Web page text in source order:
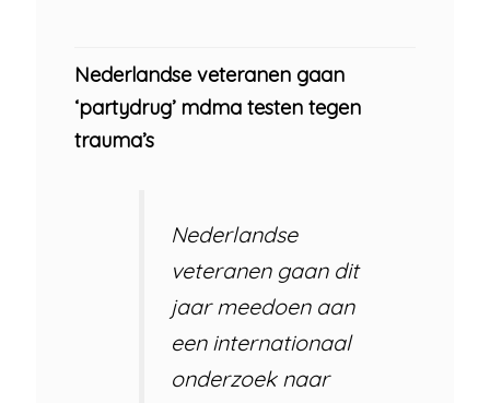
Nederlandse veteranen gaan
‘partydrug’ mdma testen tegen
trauma’s
Nederlandse
veteranen gaan dit
jaar meedoen aan
een internationaal
onderzoek naar